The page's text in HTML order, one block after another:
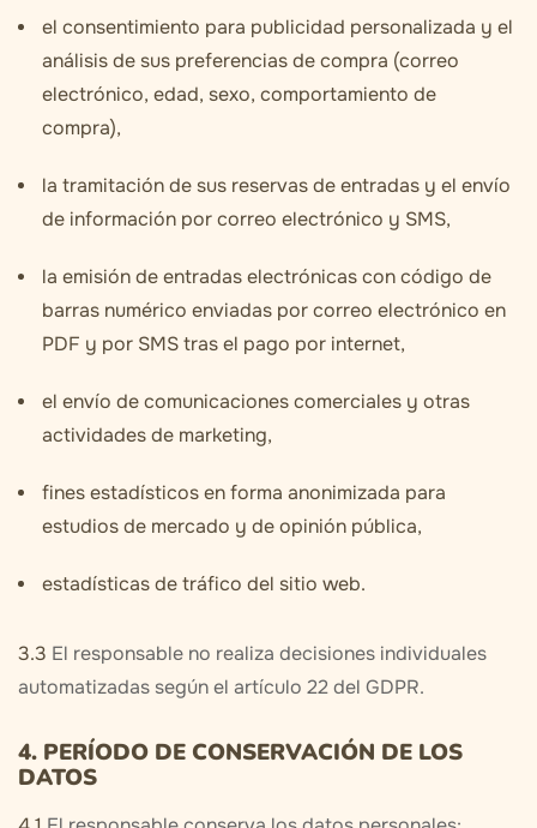
el consentimiento para publicidad personalizada y el
análisis de sus preferencias de compra (correo
electrónico, edad, sexo, comportamiento de
compra),
la tramitación de sus reservas de entradas y el envío
de información por correo electrónico y SMS,
la emisión de entradas electrónicas con código de
barras numérico enviadas por correo electrónico en
PDF y por SMS tras el pago por internet,
el envío de comunicaciones comerciales y otras
actividades de marketing,
fines estadísticos en forma anonimizada para
estudios de mercado y de opinión pública,
estadísticas de tráfico del sitio web.
3.3 El responsable no realiza decisiones individuales
automatizadas según el artículo 22 del GDPR.
4. PERÍODO DE CONSERVACIÓN DE LOS
DATOS